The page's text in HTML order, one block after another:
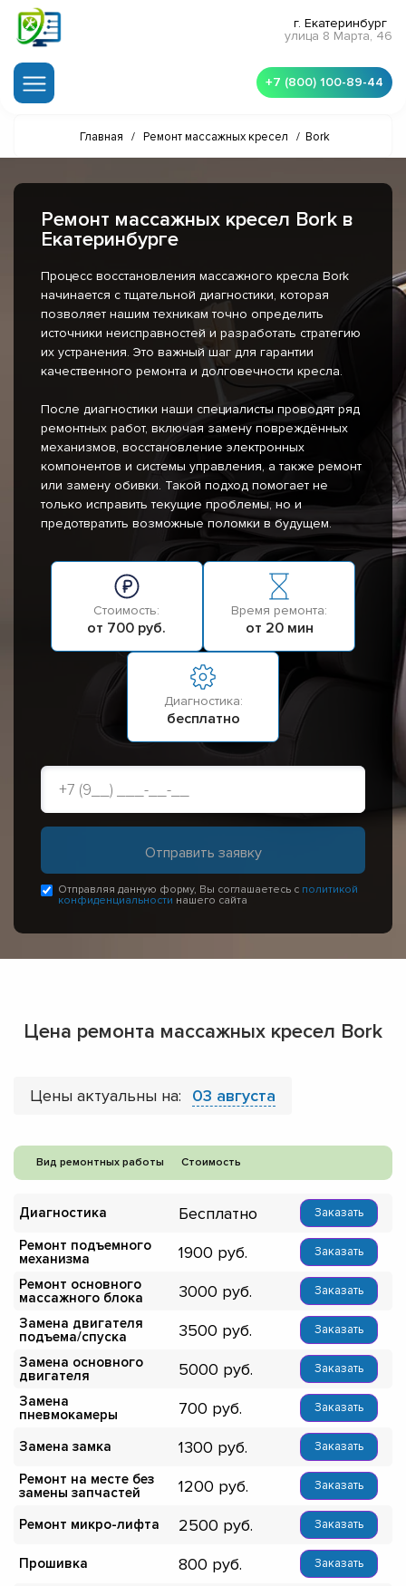
г. Екатеринбург
улица 8 Марта, 46
+7 (800) 100-89-44
Главная / Ремонт массажных кресел / Bork
Ремонт массажных кресел Bork в
Екатеринбурге
Процесс восстановления массажного кресла Bork
начинается с тщательной диагностики, которая
позволяет нашим техникам точно определить
источники неисправностей и разработать стратегию
их устранения. Это важный шаг для гарантии
качественного ремонта и долговечности кресла.
После диагностики наши специалисты проводят ряд
ремонтных работ, включая замену повреждённых
механизмов, восстановление электронных
компонентов и системы управления, а также ремонт
или замену обивки. Такой подход помогает не
только исправить текущие проблемы, но и
предотвратить возможные поломки в будущем.
Стоимость:
от 700 руб.
Время ремонта:
от 20 мин
Диагностика:
бесплатно
Отправляя данную форму, Вы соглашаетесь с политикой
конфиденциальности нашего сайта
Цена ремонта массажных кресел Bork
Цены актуальны на: 03 августа
Вид ремонтных работы Стоимость
Диагностика Бесплатно Заказать
Ремонт подъемного
механизма
1900 Заказать
Ремонт основного
массажного блока
3000 Заказать
Замена двигателя
подъема/спуска
3500 Заказать
Замена основного
двигателя
5000 Заказать
Замена
пневмокамеры
700 Заказать
Замена замка 1300 Заказать
Ремонт на месте без
замены запчастей
1200 Заказать
Ремонт микро-лифта 2500 Заказать
Прошивка 800 Заказать